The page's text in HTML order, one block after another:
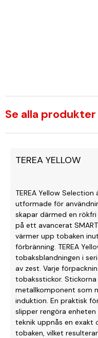
Se alla produkter
TEREA YELLOW
TEREA Yellow
utformade för
skapar därmed en
på ett avancerat
värmer upp tobaken
förbränning. TEREA
tobaksblandningen i
av zest. Varje
tobaksstickor.
metallkomponent som
induktion. En praktisk
slipper rengöra
teknik uppnås en exakt
tobaken, vilket